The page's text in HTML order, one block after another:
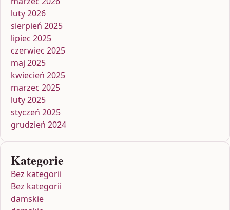
luty 2026
sierpień 2025
lipiec 2025
czerwiec 2025
maj 2025
kwiecień 2025
marzec 2025
luty 2025
styczeń 2025
grudzień 2024
Kategorie
Bez kategorii
Bez kategorii
damskie